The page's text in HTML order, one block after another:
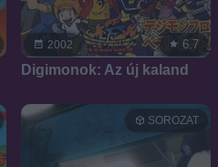
2002 6.7
Digimonok: Az új kaland
SOROZAT